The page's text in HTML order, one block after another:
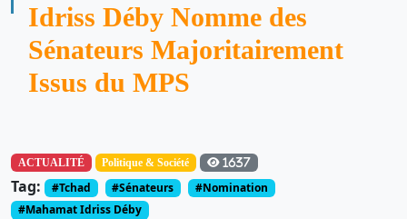
Idriss Déby Nomme des
Sénateurs Majoritairement
Issus du MPS
ACTUALITÉ Politique & Société 1637
Tag: #Tchad #Sénateurs
#Nomination
#Mahamat Idriss Déby